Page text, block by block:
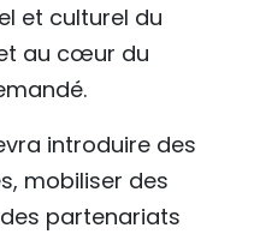
et culturel du
au cœur du
introduire des
mobiliser des
partenariats